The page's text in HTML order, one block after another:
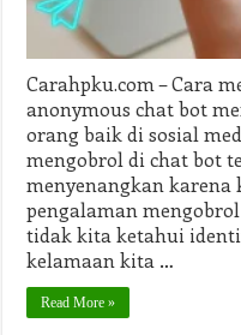
Carahpku.com – Cara
anonymous chat bot
orang baik di sosial
mengobrol di chat bot
menyenangkan karena
pengalaman
tidak kita ketahui
kelamaan kita …
Read More »